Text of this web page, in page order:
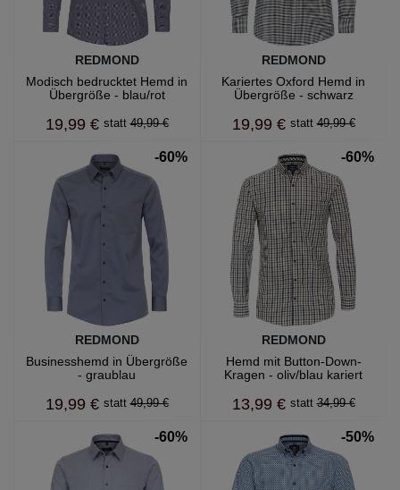
REDMOND
Modisch bedrucktet Hemd in
Übergröße - blau/rot
19,99 € 49,99 €
REDMOND
Kariertes Oxford Hemd in
Übergröße - schwarz
19,99 € 49,99 €
-60%
REDMOND
Businesshemd in Übergröße
- graublau
19,99 € 49,99 €
-60%
REDMOND
Hemd mit Button-Down-
Kragen - oliv/blau kariert
13,99 € 34,99 €
-60% -50%